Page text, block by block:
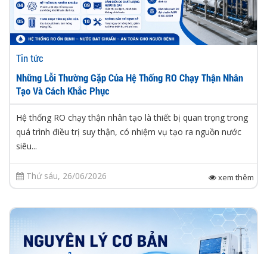
Tin tức
Những Lỗi Thường Gặp Của Hệ Thống RO Chạy Thận Nhân
Tạo Và Cách Khắc Phục
Hệ thống RO chạy thận nhân tạo là thiết bị quan trọng trong
quá trình điều trị suy thận, có nhiệm vụ tạo ra nguồn nước
siêu...
Thứ sáu, 26/06/2026 xem thêm